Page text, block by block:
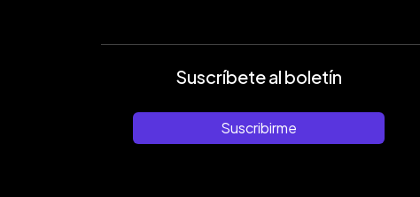
Suscríbete al boletín
Suscribirme